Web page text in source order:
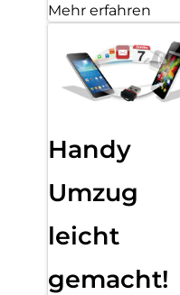
Mehr erfahren
Handy
Umzug
leicht
gemacht!